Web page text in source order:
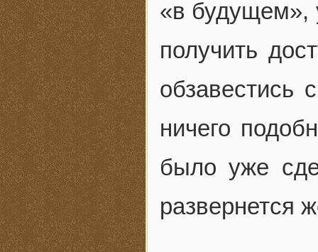
«в будущем»,
получить
обзавестись
ничего
было уже
развернется